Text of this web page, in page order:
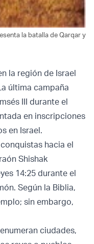
la batalla de Qarqar y
la región de Israel
última campaña
III durante el
en inscripciones
en Israel.
hacia el
Shishak
14:25 durante el
Según la Biblia,
sin embargo,
ciudades,